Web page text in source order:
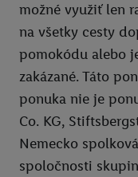
Súťaže
Click & Pick
Právne informácie
Pravidlá používania
Ochrana osobných
Vyhlásenie o
Pomoc
možné využiť len
na všetky cesty
pomokódu alebo
zakázané. Táto
ponuka nie je
Co. KG,
Nemecko
spoločnosti